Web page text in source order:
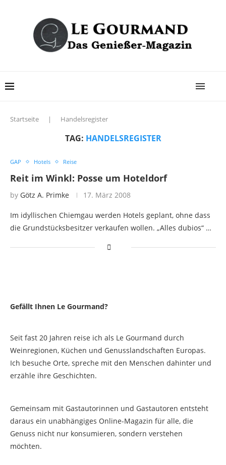
Startseite | Handelsregister
TAG: HANDELSREGISTER
GAP Hotels Reise
Reit im Winkl: Posse um Hoteldorf
by Götz A. Primke 17. März 2008
Im idyllischen Chiemgau werden Hotels geplant, ohne dass
die Grundstücksbesitzer verkaufen wollen. „Alles dubios“ …
Gefällt Ihnen Le Gourmand?
Seit fast 20 Jahren reise ich als Le Gourmand durch
Weinregionen, Küchen und Genusslandschaften Europas.
Ich besuche Orte, spreche mit den Menschen dahinter und
erzähle ihre Geschichten.
Gemeinsam mit Gastautorinnen und Gastautoren entsteht
daraus ein unabhängiges Online-Magazin für alle, die
Genuss nicht nur konsumieren, sondern verstehen
möchten.